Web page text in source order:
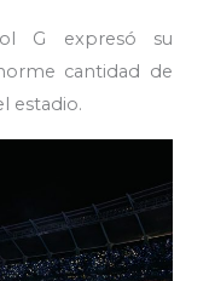
G expresó su
cantidad de
estadio.